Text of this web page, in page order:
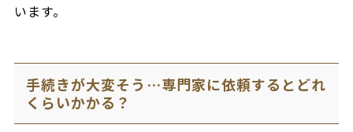
います。
手続きが大変そう…専門家に依頼するとどれ
くらいかかる？